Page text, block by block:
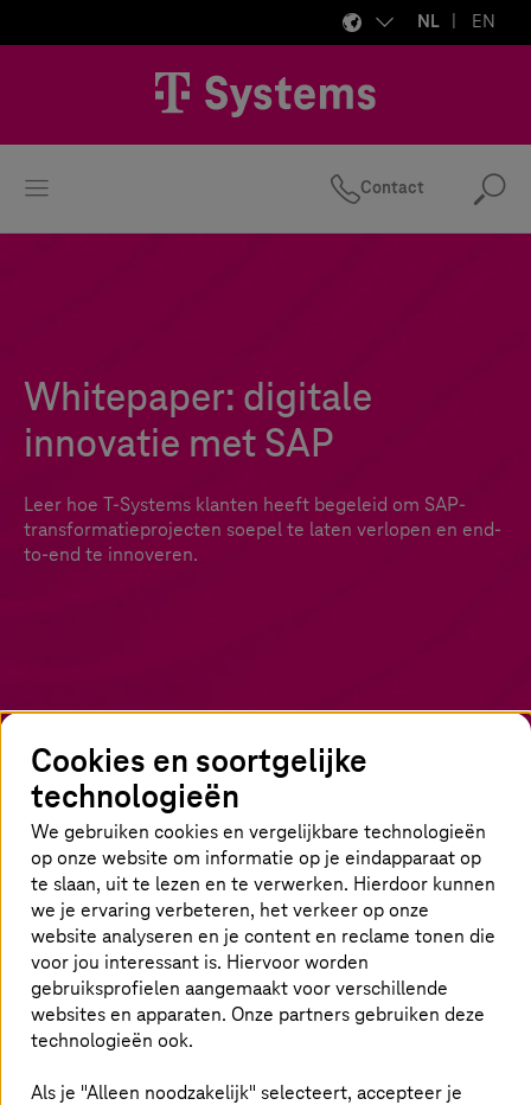
NL EN
Contact
Whitepaper: digitale
innovatie met SAP
Leer hoe T-Systems klanten heeft begeleid om SAP-
transformatieprojecten soepel te laten verlopen en end-
to-end te innoveren.
Meer flexibiliteit en innovatie om je
bedrijf te laten groeien
Met SAP S/4HANA en moderne cloudplatforms
stap je in een nieuwe wereld. Het maakt niet uit
hoe complex of geavanceerd het vereiste SAP-
landschap en de cloudoplossing is:T-Systems
beschikt als gecertificeerde end-to-end
serviceprovider én RISE with SAP Premium
Cookies en soortgelijke
technologieën
We gebruiken cookies en vergelijkbare technologieën
op onze website om informatie op je eindapparaat op
te slaan, uit te lezen en te verwerken. Hierdoor kunnen
we je ervaring verbeteren, het verkeer op onze
website analyseren en je content en reclame tonen die
voor jou interessant is. Hiervoor worden
gebruiksprofielen aangemaakt voor verschillende
websites en apparaten. Onze partners gebruiken deze
technologieën ook.
Als je "Alleen noodzakelijk" selecteert, accepteer je